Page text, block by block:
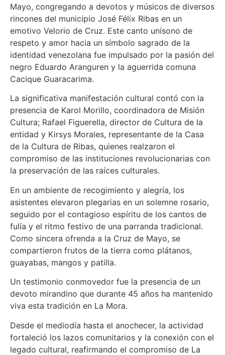
Mayo, congregando a devotos y músicos de diversos
rincones del municipio José Félix Ribas en un
emotivo Velorio de Cruz. Este canto unísono de
respeto y amor hacia un símbolo sagrado de la
identidad venezolana fue impulsado por la pasión del
negro Eduardo Aranguren y la aguerrida comuna
Cacique Guaracarima.
La significativa manifestación cultural contó con la
presencia de Karol Morillo, coordinadora de Misión
Cultura; Rafael Figuerella, director de Cultura de la
entidad y Kirsys Morales, representante de la Casa
de la Cultura de Ribas, quienes realzaron el
compromiso de las instituciones revolucionarias con
la preservación de las raíces culturales.
En un ambiente de recogimiento y alegría, los
asistentes elevaron plegarias en un solemne rosario,
seguido por el contagioso espíritu de los cantos de
fulía y el ritmo festivo de una parranda tradicional.
Como sincera ofrenda a la Cruz de Mayo, se
compartieron frutos de la tierra como plátanos,
guayabas, mangos y patilla.
Un testimonio conmovedor fue la presencia de un
devoto mirandino que durante 45 años ha mantenido
viva esta tradición en La Mora.
Desde el mediodía hasta el anochecer, la actividad
fortaleció los lazos comunitarios y la conexión con el
legado cultural, reafirmando el compromiso de La